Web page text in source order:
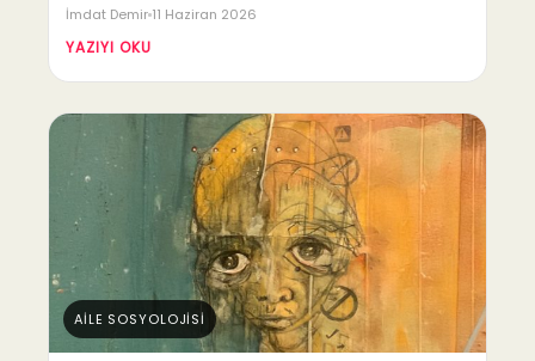
İmdat Demir 11 Haziran 2026
YAZIYI OKU
AİLE SOSYOLOJİSİ